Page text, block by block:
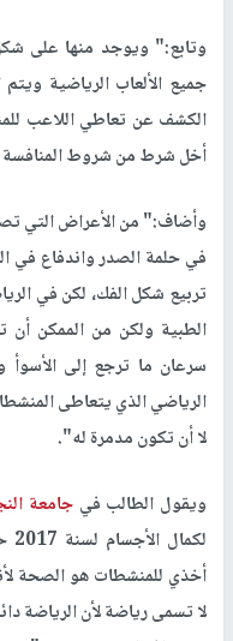
وتابع:" ويوجد منها على
جميع الألعاب الرياضية
الكشف عن تعاطي اللاعب
أخل شرط من شروط المنافسة
وأضاف:" من الأعراض التي
في حلمة الصدر واندفاع في
تربيع شكل الفك، لكن في
الطبية ولكن من الممكن
سرعان ما ترجع إلى
الرياضي الذي يتعاطى
لا أن تكون مدمرة له".
ويقول الطالب فيجامعة
أخذي للمنشطات هو الصحة
لا تسمى رياضة لأن الرياضة